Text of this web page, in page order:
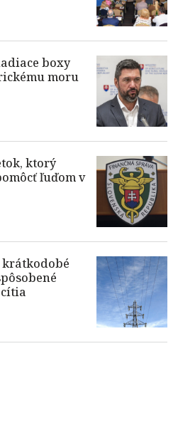
boxy
moru
ktorý
ľuďom v
krátkodobé